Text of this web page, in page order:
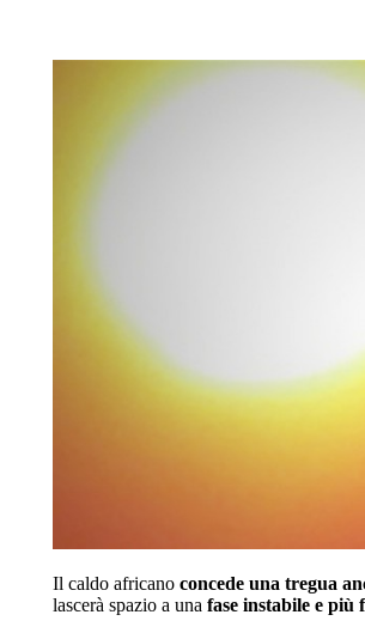
Il caldo africano concede una tregua
lascerà spazio a una fase instabile e più